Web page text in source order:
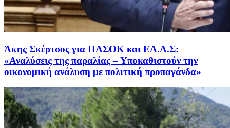
Άκης Σκέρτσος για ΠΑΣΟΚ και ΕΛ.Α.Σ:
«Αναλύσεις της παραλίας – Υποκαθιστούν την
οικονομική ανάλυση με πολιτική προπαγάνδα»